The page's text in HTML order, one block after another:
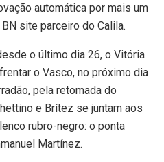
automática por mais um
site parceiro do Calila.
o último dia 26, o Vitória
o Vasco, no próximo dia
pela retomada do
e Brítez se juntam aos
rubro-negro: o ponta
Martínez.